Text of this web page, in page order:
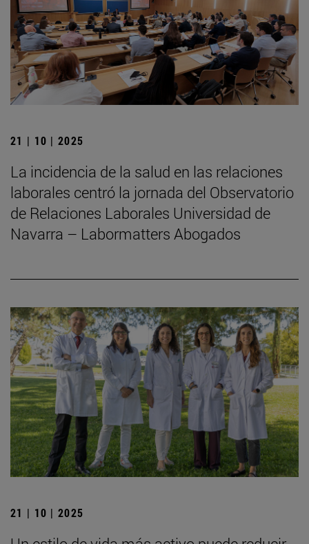
21 | 10 | 2025
La incidencia de la salud en las relaciones
laborales centró la jornada del Observatorio
de Relaciones Laborales Universidad de
Navarra – Labormatters Abogados
21 | 10 | 2025